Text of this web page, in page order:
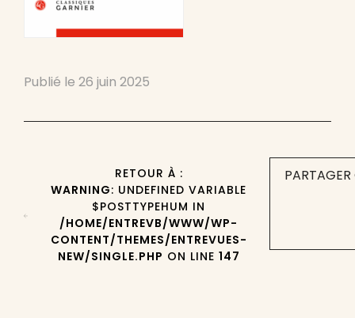
Publié le 26 juin 2025
RETOUR À :
WARNING: UNDEFINED VARIABLE
$POSTTYPEHUM IN
/HOME/ENTREVB/WWW/WP-
CONTENT/THEMES/ENTREVUES-
NEW/SINGLE.PHP ON LINE 147